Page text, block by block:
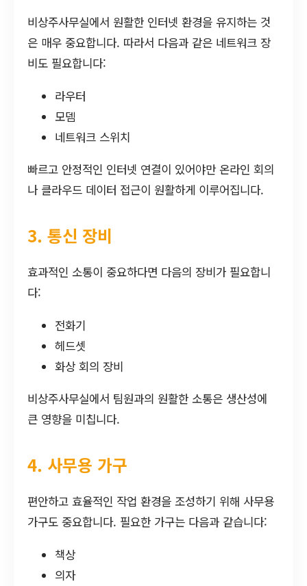
비상주사무실에서 원활한 인터넷 환경을 유지하는 것
은 매우 중요합니다. 따라서 다음과 같은 네트워크 장
비도 필요합니다:
라우터
모뎀
네트워크 스위치
빠르고 안정적인 인터넷 연결이 있어야만 온라인 회의
나 클라우드 데이터 접근이 원활하게 이루어집니다.
3. 통신 장비
효과적인 소통이 중요하다면 다음의 장비가 필요합니
다:
전화기
헤드셋
화상 회의 장비
비상주사무실에서 팀원과의 원활한 소통은 생산성에
큰 영향을 미칩니다.
4. 사무용 가구
편안하고 효율적인 작업 환경을 조성하기 위해 사무용
가구도 중요합니다. 필요한 가구는 다음과 같습니다:
책상
의자